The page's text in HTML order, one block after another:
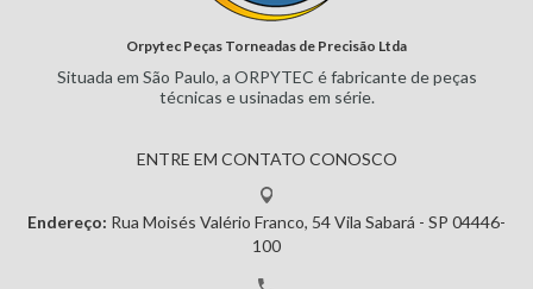
Orpytec Peças Torneadas de Precisão Ltda
Situada em São Paulo, a ORPYTEC é fabricante de peças
técnicas eusinadas em série.
ENTRE EM CONTATO CONOSCO
Endereço: Rua Moisés Valério Franco, 54Vila Sabará - SP 04446-
100